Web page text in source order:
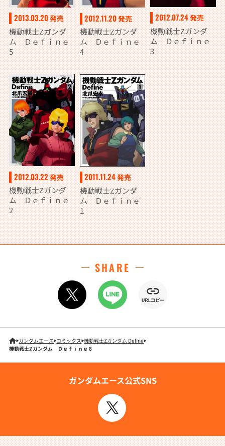
2013.03.20発売
機動戦士Ζガンダ
ム Ｄｅｆｉｎｅ
5
2012.11.20発売
機動戦士Ζガンダ
ム Ｄｅｆｉｎｅ
4
2012.07.24発売
機動戦士Ζガンダ
ム Ｄｅｆｉｎｅ
3
2012.03.22 発売
機動戦士Ζガンダ
ム Ｄｅｆｉｎｅ
2
2011.11.24発売
機動戦士Ζガンダ
ム Ｄｅｆｉｎｅ
1
SHARE
ガンダムエース コミックス 機動戦士Zガンダム Define
機動戦士Ζガンダム Ｄｅｆｉｎｅ 8
ガンダムエース公式SNS